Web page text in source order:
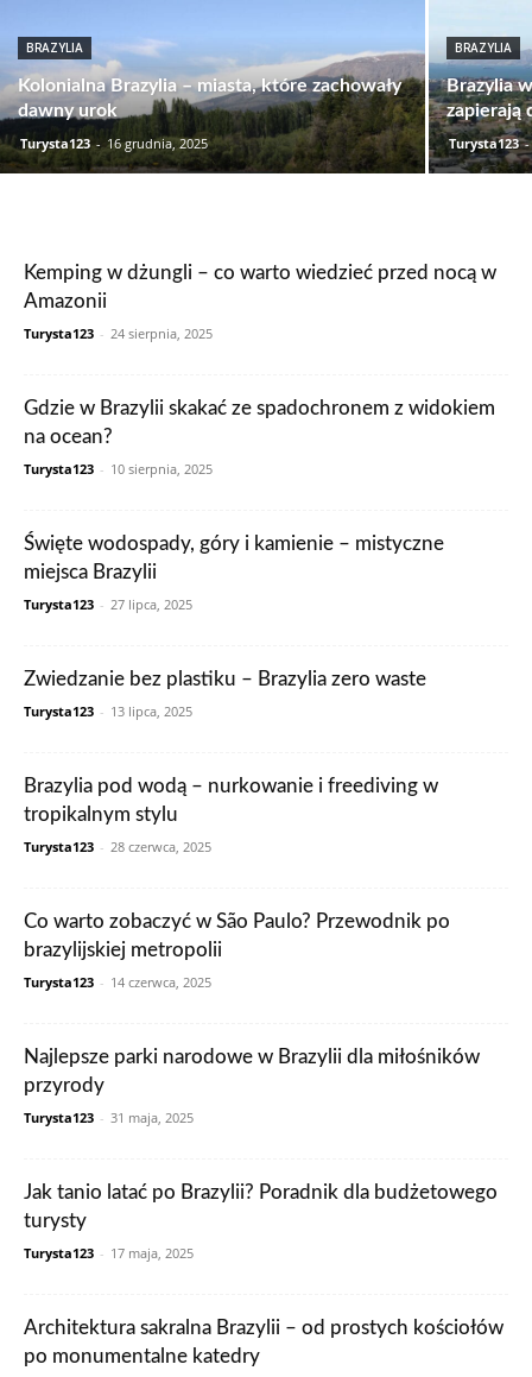
BRAZYLIA
Kolonialna Brazylia – miasta, które zachowały
dawny urok
Turysta123 - 16 grudnia, 2025
BRAZYLIA
Brazylia
zapierają
Turysta123 -
Kemping w dżungli – co warto wiedzieć przed nocą w
Amazonii
Turysta123 - 24 sierpnia, 2025
Gdzie w Brazylii skakać ze spadochronem z widokiem
na ocean?
Turysta123 - 10 sierpnia, 2025
Święte wodospady, góry i kamienie – mistyczne
miejsca Brazylii
Turysta123 - 27 lipca, 2025
Zwiedzanie bez plastiku – Brazylia zero waste
Turysta123 - 13 lipca, 2025
Brazylia pod wodą – nurkowanie i freediving w
tropikalnym stylu
Turysta123 - 28 czerwca, 2025
Co warto zobaczyć w São Paulo? Przewodnik po
brazylijskiej metropolii
Turysta123 - 14 czerwca, 2025
Najlepsze parki narodowe w Brazylii dla miłośników
przyrody
Turysta123 - 31 maja, 2025
Jak tanio latać po Brazylii? Poradnik dla budżetowego
turysty
Turysta123 - 17 maja, 2025
Architektura sakralna Brazylii – od prostych kościołów
po monumentalne katedry